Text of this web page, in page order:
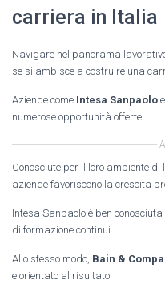
carriera in Italia
Navigare nel panorama
se si ambisce a costruire una
Aziende come Intesa Sanpaolo e
numerose opportunità offerte.
Conosciute per il loro ambiente
aziende favoriscono la crescita
Intesa Sanpaolo è ben
di formazione continui.
Allo stesso modo, Bain &
e orientato al risultato.